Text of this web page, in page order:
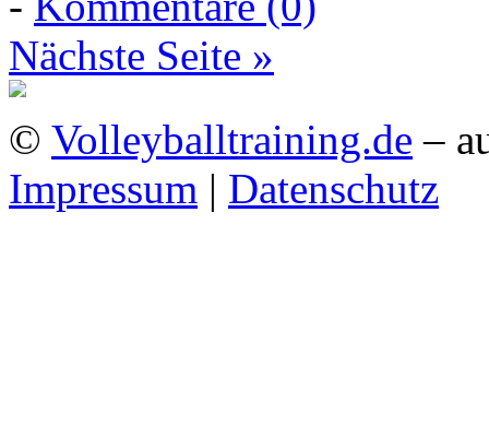
Nächste Seite »
© Volleyballtraining.de –
Impressum | Datenschutz